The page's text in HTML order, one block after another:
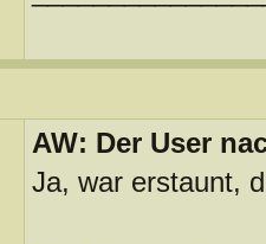
AW: Der User
Ja, war erstaunt,